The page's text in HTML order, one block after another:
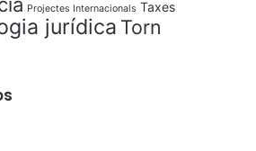
Projectes Internacionals Taxes
jurídica Torn